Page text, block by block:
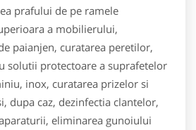
prafului de pe ramele
a mobilierului,
paianjen, curatarea peretilor,
solutii protectoare a suprafetelor
inox, curatarea prizelor si
dupa caz, dezinfectia clantelor,
eliminarea gunoiului